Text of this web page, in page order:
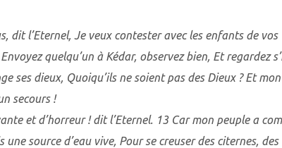
dit l’Eternel, Je veux contester avec les enfants de vos
quelqu’un à Kédar, observez bien, Et regardez
ses dieux, Quoiqu’ils ne soient pas des Dieux ? Et mon
secours !
et d’horreur ! dit l’Eternel. 13 Car mon peuple a
source d’eau vive, Pour se creuser des citernes, des